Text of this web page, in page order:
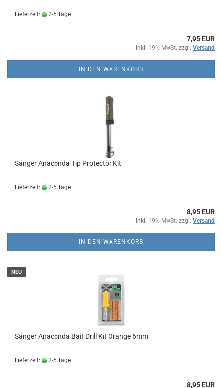
Lieferzeit: 2-5 Tage
7,95 EUR
inkl. 19% MwSt. zzgl. Versand
IN DEN WARENKORB
Sänger Anaconda Tip Protector Kit
Lieferzeit: 2-5 Tage
8,95 EUR
inkl. 19% MwSt. zzgl. Versand
IN DEN WARENKORB
NEU
Sänger Anaconda Bait Drill Kit Orange 6mm
Lieferzeit: 2-5 Tage
8,95 EUR